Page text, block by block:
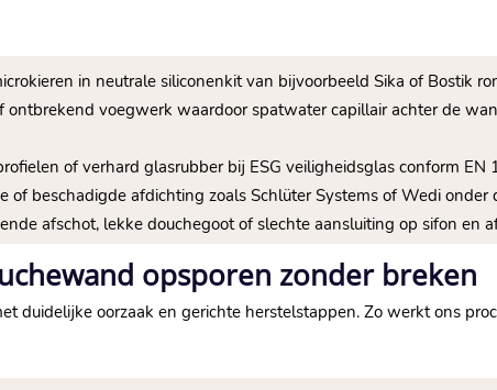
in neutrale siliconenkit van bijvoorbeeld Sika of Bostik
ontbrekend voegwerk waardoor spatwater capillair achter de
of verhard glasrubber bij ESG veiligheidsglas conform
of beschadigde afdichting zoals Schlüter Systems of Wedi
afschot, lekke douchegoot of slechte aansluiting op sifon en
opsporen zonder breken
duidelijke oorzaak en gerichte herstelstappen. Zo werkt ons